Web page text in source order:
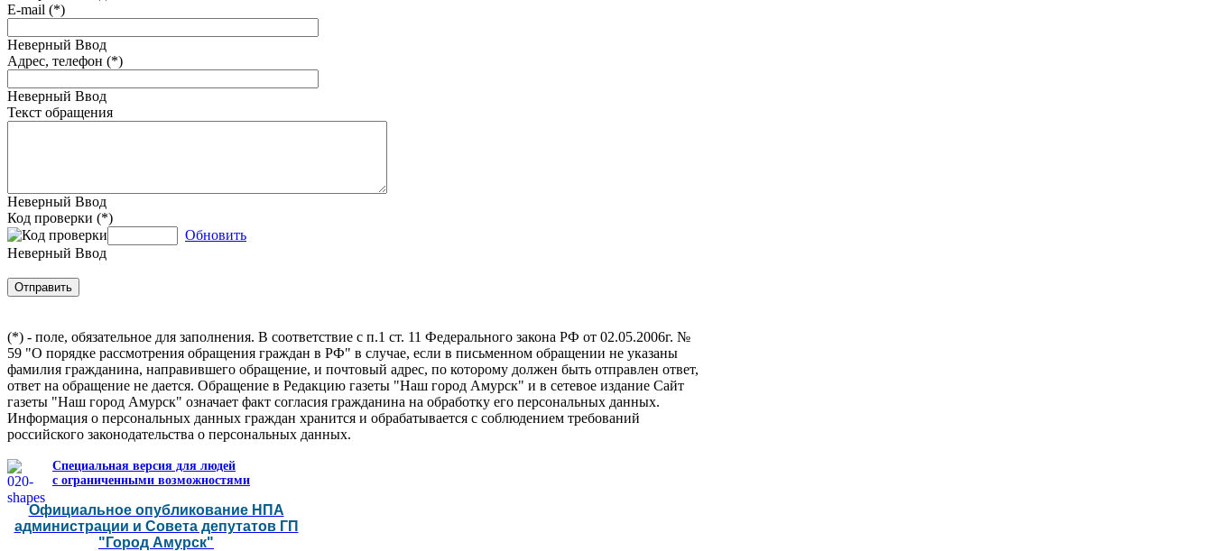
E-mail (*)
Неверный Ввод
Адрес, телефон (*)
Неверный Ввод
Текст обращения
Неверный Ввод
Код проверки (*)
Обновить
Неверный Ввод
(*) - поле, обязательное для заполнения. В соответствие с п.1 ст. 11 Федерального закона РФ от 02.05.2006г. №
59 "О порядке рассмотрения обращения граждан в РФ" в случае, если в письменном обращении не указаны
фамилия гражданина, направившего обращение, и почтовый адрес, по которому должен быть отправлен ответ,
ответ на обращение не дается. Обращение в Редакцию газеты "Наш город Амурск" и в сетевое издание Сайт
газеты "Наш город Амурск" означает факт согласия гражданина на обработку его персональных данных.
Информация о персональных данных граждан хранится и обрабатывается с соблюдением требований
российского законодательства о персональных данных.
Специальная версия для людей
с ограниченными возможностями
Официальное опубликование НПА
администрации и Совета депутатов ГП
"Город Амурск"